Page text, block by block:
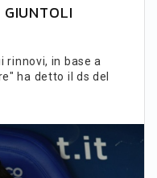
rinnovi, in base a
ha detto il ds del